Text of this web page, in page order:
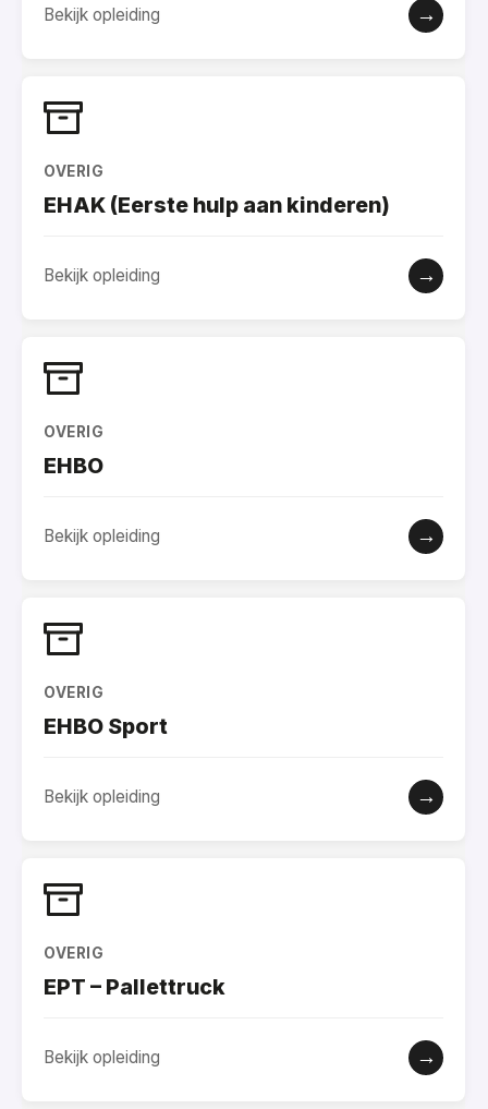
Bekijk opleiding →
OVERIG
EHAK (Eerste hulp aan kinderen)
Bekijk opleiding →
OVERIG
EHBO
Bekijk opleiding →
OVERIG
EHBO Sport
Bekijk opleiding →
OVERIG
EPT – Pallettruck
Bekijk opleiding →